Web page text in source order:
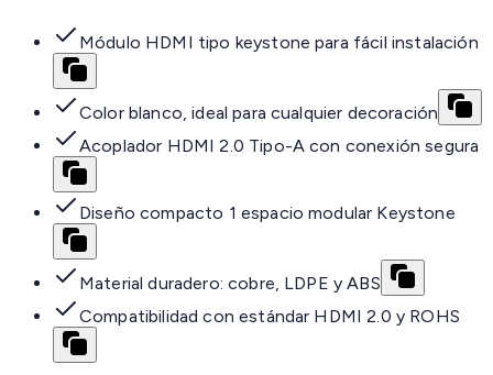
Módulo HDMI tipo keystone para fácil instalación
Color blanco, ideal para cualquier decoración
Acoplador HDMI 2.0 Tipo-A con conexión segura
Diseño compacto 1 espacio modular Keystone
Material duradero: cobre, LDPE y ABS
Compatibilidad con estándar HDMI 2.0 y ROHS